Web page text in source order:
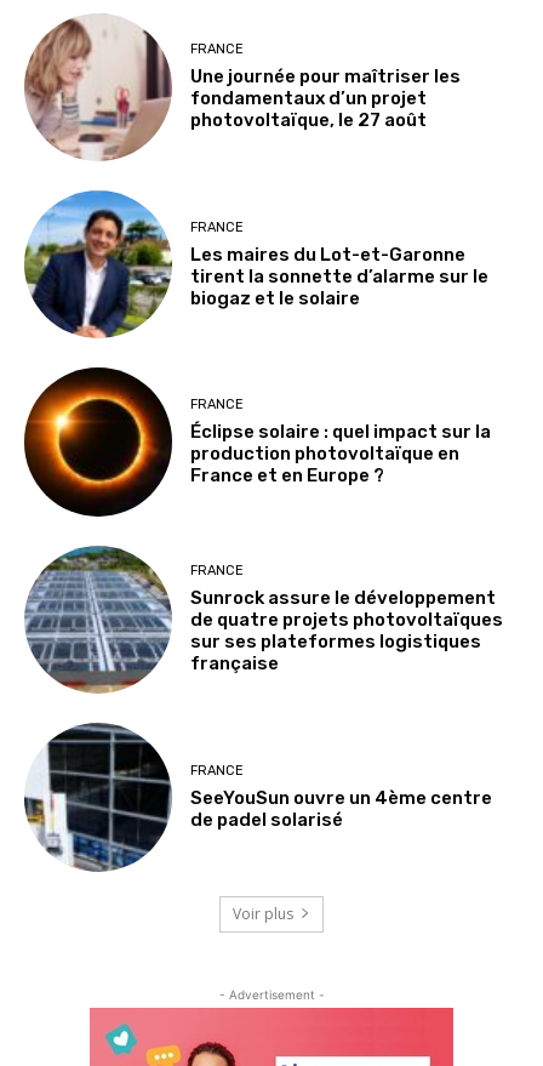
FRANCE
Une journée pour maîtriser les
fondamentaux d’un projet
photovoltaïque, le 27 août
FRANCE
Les maires du Lot-et-Garonne
tirent la sonnette d’alarme sur le
biogaz et le solaire
FRANCE
Éclipse solaire : quel impact sur la
production photovoltaïque en
France et en Europe ?
FRANCE
Sunrock assure le développement
de quatre projets photovoltaïques
sur ses plateformes logistiques
française
FRANCE
SeeYouSun ouvre un 4ème centre
de padel solarisé
Voir plus
- Advertisement -